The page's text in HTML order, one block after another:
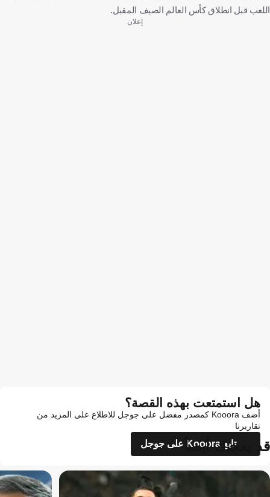
اللعب قبل انطلاق كأس العالم الصيف المقبل.
إعلان
هل استمتعت بهذه القصة؟
أضف Kooora كمصدر مفضل على جوجل للاطلاع على المزيد من
تقاريرنا
تابع Kooora على جوجل
قد يعجبك أيضاً